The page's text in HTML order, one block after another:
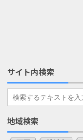
サイト内検索
地域検索